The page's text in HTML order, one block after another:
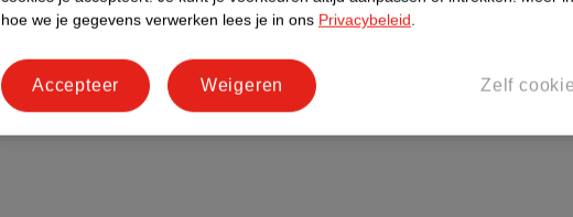
hoe we je gegevens verwerken lees je in ons Privacybeleid.
Zelf
Weigeren
Accepteer